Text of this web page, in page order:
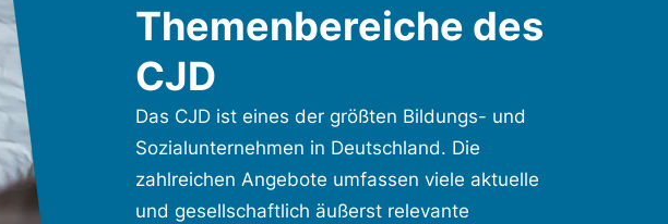
Themenbereiche des
CJD
Das CJD ist eines der größten Bildungs- und
Sozialunternehmen in Deutschland. Die
zahlreichen Angebote umfassen viele aktuelle
und gesellschaftlich äußerst relevante